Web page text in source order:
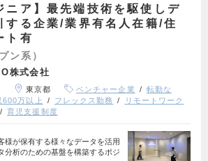
ニア】最先端技術を駆使しデ
する企業/業界有名人在籍/住
ト有
ン系）
株式会社
東京都 ベンチャー企業
転勤な
600万以上 フレックス勤務
リモートワーク
育児支援制度
様が保有する様々なデータを活用
分析のための基盤を構築するポジ